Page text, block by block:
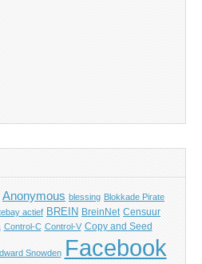
Anonymous blessing Blokkade Pirate
actief BREIN BreinNet Censuur
Control-C Control-V Copy and Seed
Snowden Facebook